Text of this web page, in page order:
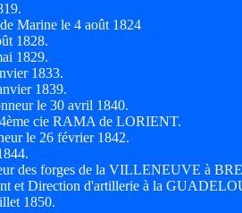
Marine le 4 août 1824
1828.
1829.
1833.
1839.
le 30 avril 1840.
cie RAMA de LORIENT.
le 26 février 1842.
des forges de la VILLENEUVE à
et Direction d'artillerie à la
1850.